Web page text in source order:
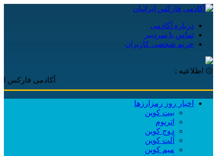
درباره آکادمی
تماس با سردبیر
حریم شخصی کاربران
۞ اطلاعیه :
آکادمی فارکس
اخبار روز رمزارزها
بیت کوین
اتریوم
دوج کوین
آلت کوین
میم کوین‌